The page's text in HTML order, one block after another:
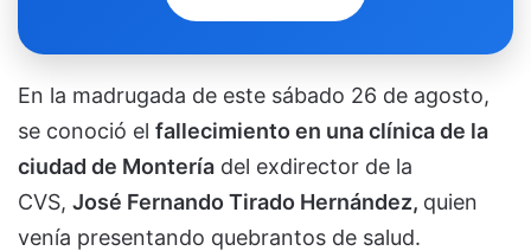
En la madrugada de este sábado 26 de agosto,
se conoció el fallecimiento en una clínica de la
ciudad de Montería del exdirector de la
CVS, José Fernando Tirado Hernández, quien
venía presentando quebrantos de salud.